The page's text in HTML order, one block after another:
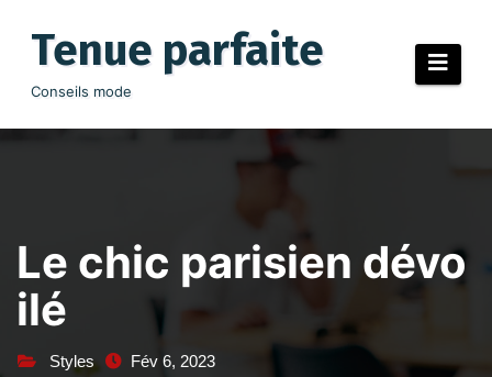
contenuTenue parfaite
Conseils mode
Le chic parisien dévo
ilé
Styles Fév 6, 2023